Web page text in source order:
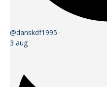
@danskdf1995 ·
3 aug